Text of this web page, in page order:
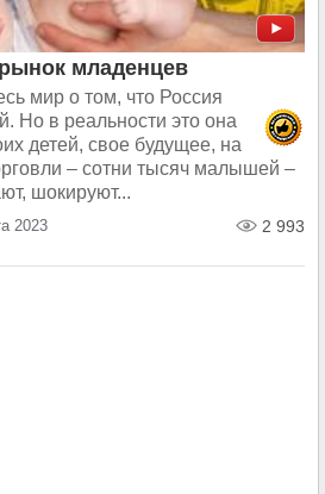
младенцев
мир о том, что Россия
Но в реальности это она
детей, свое будущее, на
– сотни тысяч малышей –
шокируют...
2023 2 993